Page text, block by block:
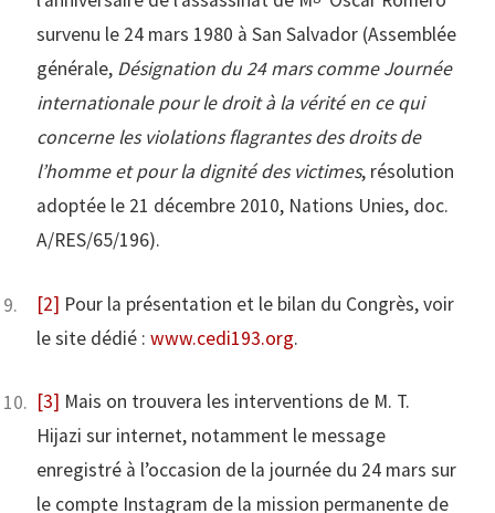
survenu le 24 mars 1980 à San Salvador (Assemblée
générale, Désignation du 24 mars comme Journée
internationale pour le droit à la vérité en ce qui
concerne les violations flagrantes des droits de
l’homme et pour la dignité des victimes, résolution
adoptée le 21 décembre 2010, Nations Unies, doc.
A/RES/65/196).
[2] Pour la présentation et le bilan du Congrès, voir
le site dédié : www.cedi193.org.
[3] Mais on trouvera les interventions de M. T.
Hijazi sur internet, notamment le message
enregistré à l’occasion de la journée du 24 mars sur
le compte Instagram de la mission permanente de